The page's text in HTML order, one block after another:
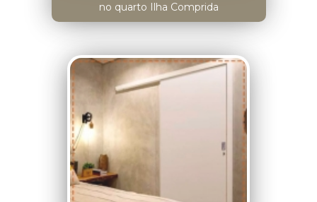
no quarto Ilha Comprida